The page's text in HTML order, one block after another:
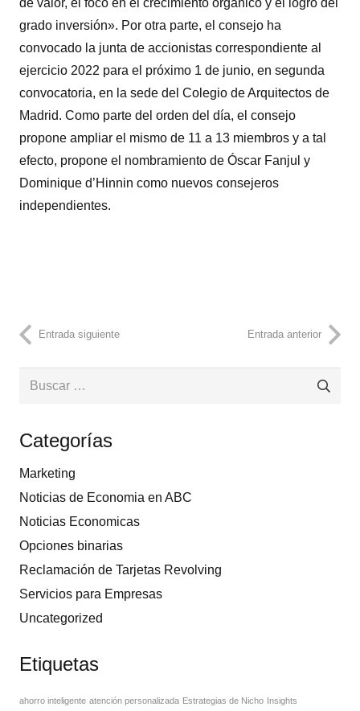
grado inversión». Por otra parte, el consejo ha
convocado la junta de accionistas correspondiente al
ejercicio 2022 para el próximo 1 de junio, en segunda
convocatoria, en la sede del Colegio de Arquitectos de
Madrid. Como parte del orden del día, el consejo
propone ampliar el mismo de 11 a 13 miembros y a tal
efecto, propone el nombramiento de Óscar Fanjul y
Dominique d’Hinnin como nuevos consejeros
independientes.
Entrada siguiente Entrada anterior
Buscar:
Categorías
Marketing
Noticias de Economia en ABC
Noticias Economicas
Opciones binarias
Reclamación de Tarjetas Revolving
Servicios para Empresas
Uncategorized
Etiquetas
ahorro inteligente atención personalizada Estrategias de Nicho Insights